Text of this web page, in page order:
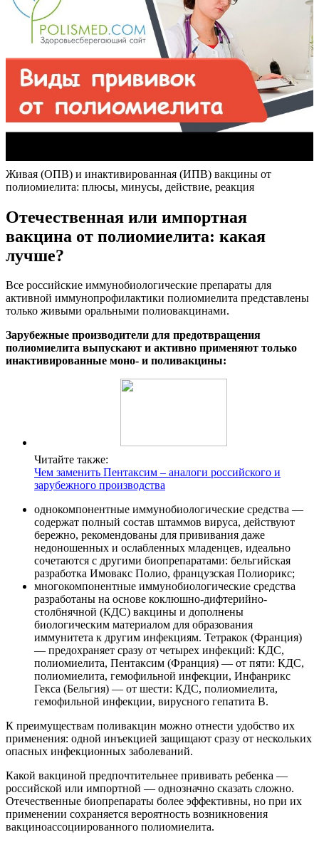
Живая (ОПВ) и инактивированная (ИПВ) вакцины от
полиомиелита: плюсы, минусы, действие, реакция
Отечественная или импортная
вакцина от полиомиелита: какая
лучше?
Все российские иммунобиологические препараты для
активной иммунопрофилактики полиомиелита представлены
только живыми оральными полиовакцинами.
Зарубежные производители для предотвращения
полиомиелита выпускают и активно применяют только
инактивированные моно- и поливакцины:
Читайте также:
Чем заменить Пентаксим – аналоги российского и
зарубежного производства
однокомпонентные иммунобиологические средства —
содержат полный состав штаммов вируса, действуют
бережно, рекомендованы для прививания даже
недоношенных и ослабленных младенцев, идеально
сочетаются с другими биопрепаратами: бельгийская
разработка Имовакс Полио, французская Полиорикс;
многокомпонентные иммунобиологические средства
разработаны на основе коклюшно-дифтерийно-
столбнячной (КДС) вакцины и дополнены
биологическим материалом для образования
иммунитета к другим инфекциям. Тетракок (Франция)
— предохраняет сразу от четырех инфекций: КДС,
полиомиелита, Пентаксим (Франция) — от пяти: КДС,
полиомиелита, гемофильной инфекции, Инфанрикс
Гекса (Бельгия) — от шести: КДС, полиомиелита,
гемофильной инфекции, вирусного гепатита В.
К преимуществам поливакцин можно отнести удобство их
применения: одной инъекцией защищают сразу от нескольких
опасных инфекционных заболеваний.
Какой вакциной предпочтительнее прививать ребенка —
российской или импортной — однозначно сказать сложно.
Отечественные биопрепараты более эффективны, но при их
применении сохраняется вероятность возникновения
вакциноассоциированного полиомиелита.